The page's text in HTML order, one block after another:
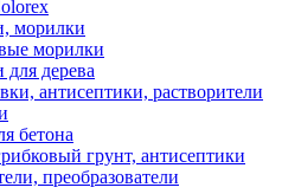
морилки
морилки
дерева
антисептики, растворители
бетона
грунт, антисептики
преобразователи